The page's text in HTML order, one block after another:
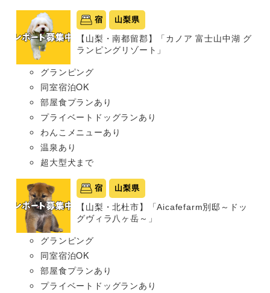
宿 山梨県
【山梨・南都留郡】「カノア 富士山中湖 グ
ランピングリゾート」
グランピング
同室宿泊OK
部屋食プランあり
プライベートドッグランあり
わんこメニューあり
温泉あり
超大型犬まで
宿 山梨県
【山梨・北杜市】「Aicafefarm別邸～ドッ
グヴィラ八ヶ岳～」
グランピング
同室宿泊OK
部屋食プランあり
プライベートドッグランあり